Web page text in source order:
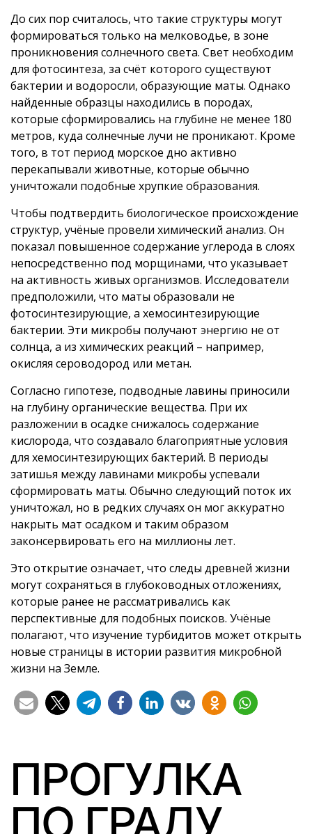
До сих пор считалось, что такие структуры могут
формироваться только на мелководье, в зоне
проникновения солнечного света. Свет необходим
для фотосинтеза, за счёт которого существуют
бактерии и водоросли, образующие маты. Однако
найденные образцы находились в породах,
которые сформировались на глубине не менее 180
метров, куда солнечные лучи не проникают. Кроме
того, в тот период морское дно активно
перекапывали животные, которые обычно
уничтожали подобные хрупкие образования.
Чтобы подтвердить биологическое происхождение
структур, учёные провели химический анализ. Он
показал повышенное содержание углерода в слоях
непосредственно под морщинами, что указывает
на активность живых организмов. Исследователи
предположили, что маты образовали не
фотосинтезирующие, а хемосинтезирующие
бактерии. Эти микробы получают энергию не от
солнца, а из химических реакций – например,
окисляя сероводород или метан.
Согласно гипотезе, подводные лавины приносили
на глубину органические вещества. При их
разложении в осадке снижалось содержание
кислорода, что создавало благоприятные условия
для хемосинтезирующих бактерий. В периоды
затишья между лавинами микробы успевали
сформировать маты. Обычно следующий поток их
уничтожал, но в редких случаях он мог аккуратно
накрыть мат осадком и таким образом
законсервировать его на миллионы лет.
Это открытие означает, что следы древней жизни
могут сохраняться в глубоководных отложениях,
которые ранее не рассматривались как
перспективные для подобных поисков. Учёные
полагают, что изучение турбидитов может открыть
новые страницы в истории развития микробной
жизни на Земле.
ПРОГУЛКА
ПО ГРАДУ